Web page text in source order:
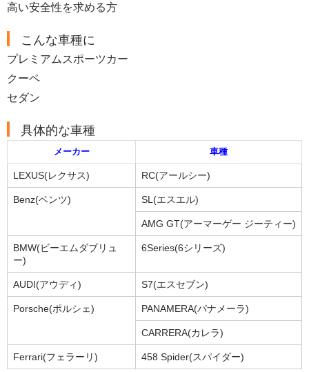
高い安全性を求める方
こんな車種に
プレミアムスポーツカー
クーペ
セダン
具体的な車種
メーカー 車種
LEXUS(レクサス) RC(アールシー)
Benz(ベンツ) SL(エスエル)
AMG GT(アーマーゲー ジーティー)
BMW(ビーエムダブリュ
ー)
6Series(6シリーズ)
AUDI(アウディ) S7(エスセブン)
Porsche(ポルシェ) PANAMERA(パナメーラ)
CARRERA(カレラ)
Ferrari(フェラーリ) 458 Spider(スパイダー)